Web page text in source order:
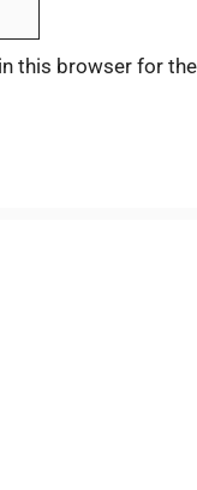
this browser for the